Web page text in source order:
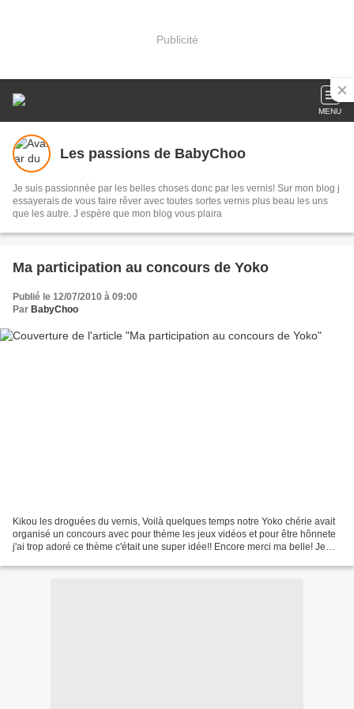
Publicité
MENU
Les passions de BabyChoo
Je suis passionnée par les belles choses donc par les vernis! Sur mon blog j
essayerais de vous faire rêver avec toutes sortes vernis plus beau les uns
que les autre. J espère que mon blog vous plaira
Ma participation au concours de Yoko
Publié le 12/07/2010 à 09:00
Par BabyChoo
Kikou les droguées du vernis, Voilà quelques temps notre Yoko chérie avait
organisé un concours avec pour thème les jeux vidéos et pour être hônnete
j'ai trop adoré ce thème c'était une super idée!! Encore merci ma belle! Je